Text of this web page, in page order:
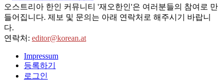
오스트리아 한인 커뮤니티 '재오한인'은 여러분들의 참여로 만
들어집니다. 제보 및 문의는 아래 연락처로 해주시기 바랍니
다.
연락처: editor@korean.at
Impressum
등록하기
로그인